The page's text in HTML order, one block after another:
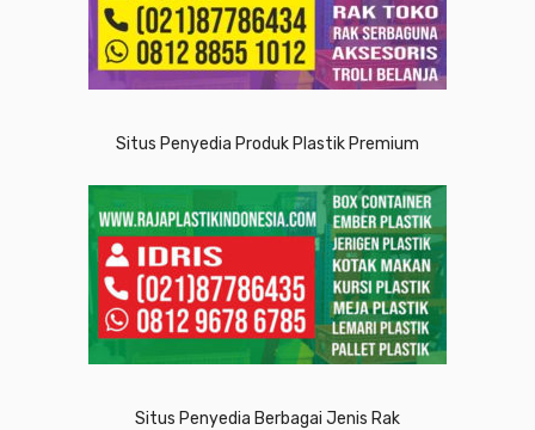
Situs Penyedia Produk Plastik Premium
Situs Penyedia Berbagai Jenis Rak